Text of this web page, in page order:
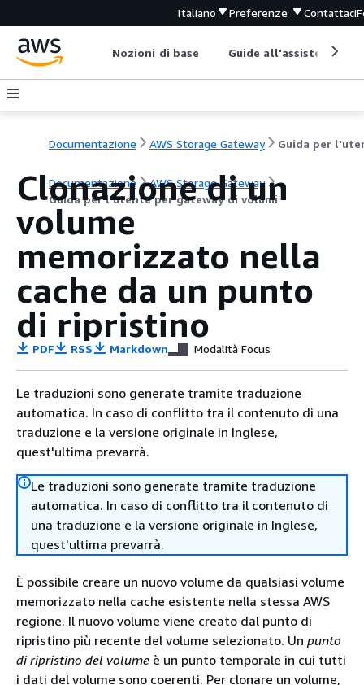
Italiano Preferenze Contattaci
Nozioni di base Guide all'assistenza
Documentazione AWS Storage Gateway
Documentazione
AWS Storage Gateway
Guida per l'utente per gateway di volumi
Clonazione di un
volume
memorizzato nella
cache da un punto
di ripristino
PDF RSS Markdown Modalità Focus
Le traduzioni sono generate tramite traduzione
automatica. In caso di conflitto tra il contenuto di una
traduzione e la versione originale in Inglese,
quest'ultima prevarrà.
Le traduzioni sono generate tramite traduzione
automatica. In caso di conflitto tra il contenuto di
una traduzione e la versione originale in Inglese,
quest'ultima prevarrà.
È possibile creare un nuovo volume da qualsiasi volume
memorizzato nella cache esistente nella stessa AWS
regione. Il nuovo volume viene creato dal punto di
ripristino più recente del volume selezionato. Un punto
di ripristino del volume è un punto temporale in cui tutti
i dati del volume sono coerenti. Per clonare un volume,